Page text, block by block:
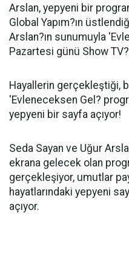
Arslan, yepyeni bir
Global Yapım?ın
Arslan?ın sunumuyla
Pazartesi günü Show
Hayallerin gerçekleştiği,
'Evleneceksen Gel?
yepyeni bir sayfa açıyor!
Seda Sayan ve Uğur
ekrana gelecek olan
gerçekleşiyor, umutlar
hayatlarındaki yepyeni
açıyor.